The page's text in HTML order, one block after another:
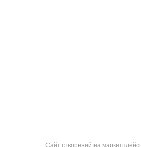
Сайт створений на маркетплейсі